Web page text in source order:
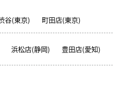
谷(東京)
町田店(東京)
浜松店(静岡) 豊田店(愛知)